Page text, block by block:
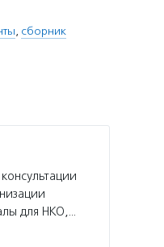
, сборник
для НКО,…